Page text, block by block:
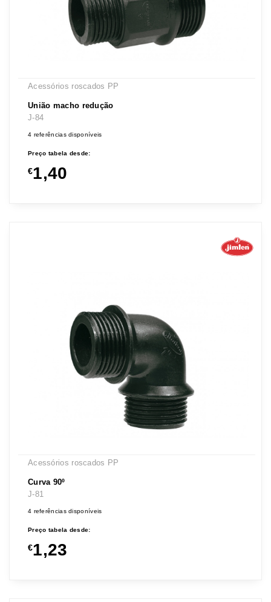
Acessórios roscados PP
União macho redução
J-84
4 referências disponíveis
Preço tabela desde:
€1,40
Acessórios roscados PP
Curva 90º
J-81
4 referências disponíveis
Preço tabela desde:
€1,23